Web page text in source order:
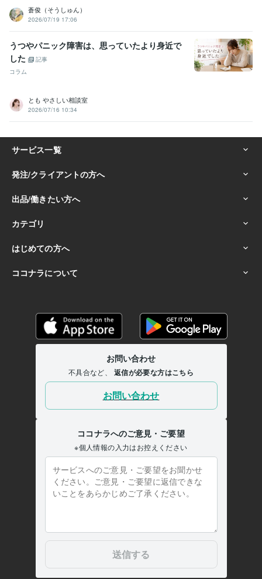
蒼俊（そうしゅん）
2026/07/19 17:06
うつやパニック障害は、思っていたより身近で
した
記事
コラム
とも やさしい相談室
2026/07/16 10:34